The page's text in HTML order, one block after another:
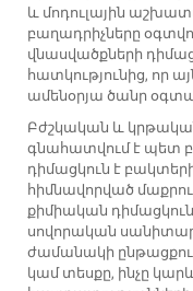
և մոդուլային
բաղադրիչները
վնասվածքների
հատկությունից, որ
ամենօրյա ծանր
Բժշկական և
գնահատվում է պետ
դիմացկուն է
հիմնավորված
քիմիական
սովորական
ժամանակի
կամ տեսքը, ինչը